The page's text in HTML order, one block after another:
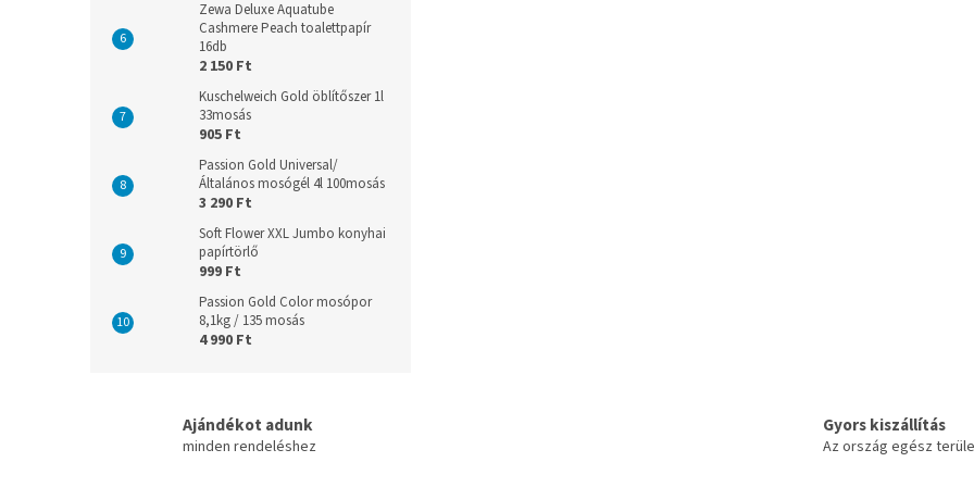
Zewa Deluxe Aquatube
Cashmere Peach toalettpapír
16db
2 150 Ft
Kuschelweich Gold öblítőszer 1l
33mosás
905 Ft
Passion Gold Universal/
Általános mosógél 4l 100mosás
3 290 Ft
Soft Flower XXL Jumbo konyhai
papírtörlő
999 Ft
Passion Gold Color mosópor
8,1kg / 135 mosás
4 990 Ft
Ajándékot adunk
minden rendeléshez
Gyors kiszállítás
Az ország egész